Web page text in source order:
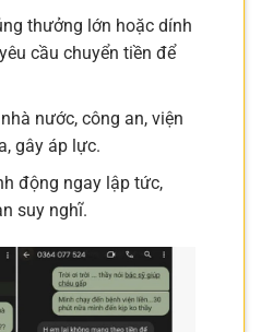
thưởng lớn hoặc dính
cầu chuyển tiền để
nước, công an, viện
gây áp lực.
động ngay lập tức,
suy nghĩ.